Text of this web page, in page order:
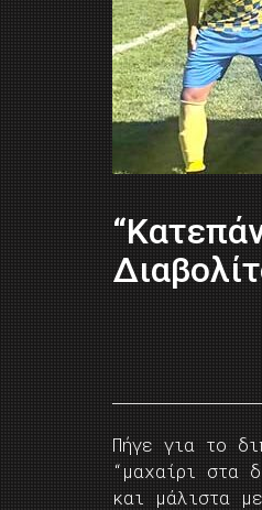
Πήγε για το
“μαχαίρι στα
και μάλιστα